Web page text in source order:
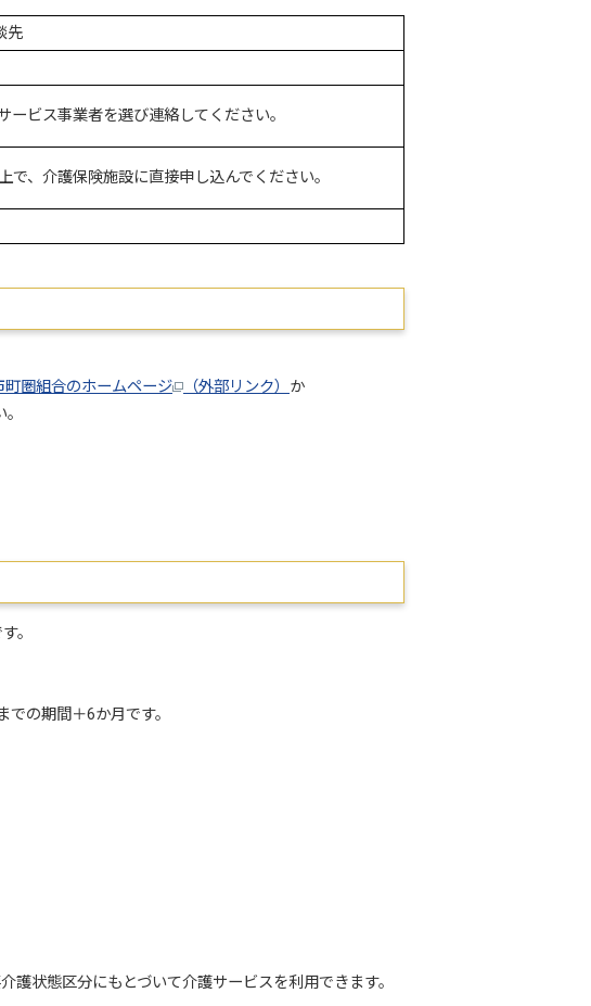
先
ビス事業者を選び連絡してください。
、介護保険施設に直接申し込んでください。
町圏組合のホームページ （外部リンク） か
。
の期間＋6か月です。
状態区分にもとづいて介護サービスを利用できます。